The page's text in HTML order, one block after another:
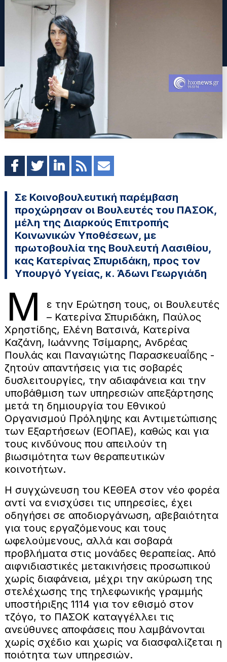
Σε Κοινοβουλευτική παρέμβαση
προχώρησαν οι Βουλευτές του ΠΑΣΟΚ,
μέλη της Διαρκούς Επιτροπής
Κοινωνικών Υποθέσεων, με
πρωτοβουλία της Βουλευτή Λασιθίου,
κας Κατερίνας Σπυριδάκη, προς τον
Υπουργό Υγείας, κ. Άδωνι Γεωργιάδη
Μ
ε την Ερώτηση τους, οι Βουλευτές
– Κατερίνα Σπυριδάκη, Παύλος
Χρηστίδης, Ελένη Βατσινά, Κατερίνα
Καζάνη, Ιωάννης Τσίμαρης, Ανδρέας
Πουλάς και Παναγιώτης Παρασκευαΐδης -
ζητούν απαντήσεις για τις σοβαρές
δυσλειτουργίες, την αδιαφάνεια και την
υποβάθμιση των υπηρεσιών απεξάρτησης
μετά τη δημιουργία του Εθνικού
Οργανισμού Πρόληψης και Αντιμετώπισης
των Εξαρτήσεων (ΕΟΠΑΕ), καθώς και για
τους κινδύνους που απειλούν τη
βιωσιμότητα των θεραπευτικών
κοινοτήτων.
Η συγχώνευση του ΚΕΘΕΑ στον νέο φορέα
αντί να ενισχύσει τις υπηρεσίες, έχει
οδηγήσει σε αποδιοργάνωση, αβεβαιότητα
για τους εργαζόμενους και τους
ωφελούμενους, αλλά και σοβαρά
προβλήματα στις μονάδες θεραπείας. Από
αιφνιδιαστικές μετακινήσεις προσωπικού
χωρίς διαφάνεια, μέχρι την ακύρωση της
στελέχωσης της τηλεφωνικής γραμμής
υποστήριξης 1114 για τον εθισμό στον
τζόγο, το ΠΑΣΟΚ καταγγέλλει τις
ανεύθυνες αποφάσεις που λαμβάνονται
χωρίς σχέδιο και χωρίς να διασφαλίζεται η
ποιότητα των υπηρεσιών.